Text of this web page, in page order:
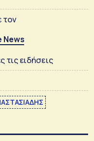
τον
News
τις ειδήσεις